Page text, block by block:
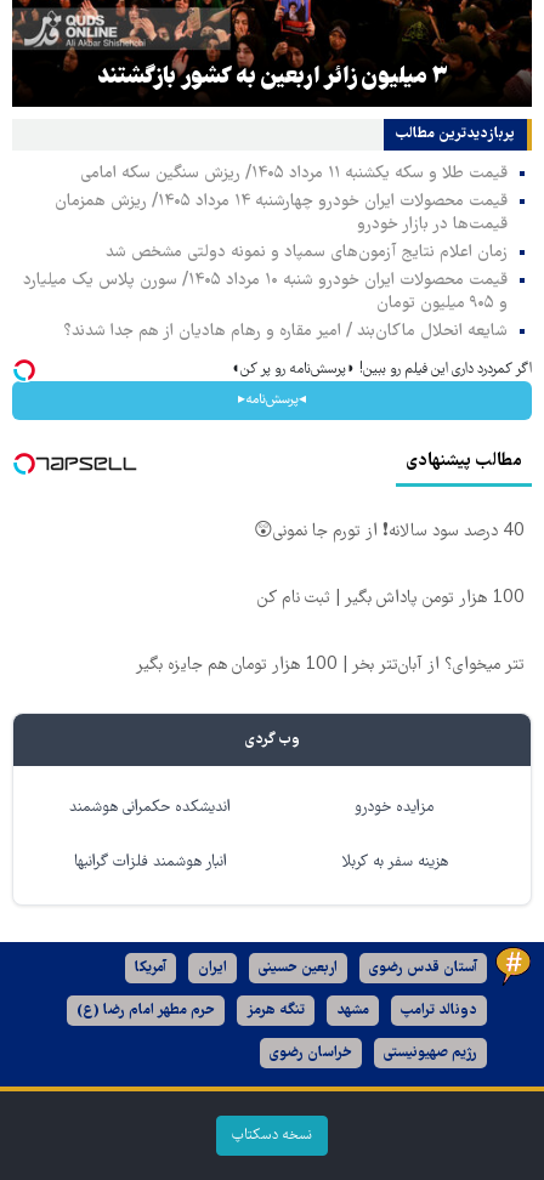
۳ میلیون زائر اربعین به کشور بازگشتند
پربازدیدترین‌ مطالب
قیمت طلا و سکه یکشنبه ۱۱ مرداد ۱۴۰۵/ ریزش سنگین سکه امامی
قیمت محصولات ایران خودرو چهارشنبه ۱۴ مرداد ۱۴۰۵/ ریزش همزمان
قیمت‌ها در بازار خودرو
زمان اعلام نتایج آزمون‌های سمپاد و نمونه دولتی مشخص شد
قیمت محصولات ایران خودرو شنبه ۱۰ مرداد ۱۴۰۵/ سورن پلاس یک میلیارد
و ۹۰۵ میلیون تومان
شایعه انحلال ماکان‌بند / امیر مقاره و رهام هادیان از هم جدا شدند؟
اگر کمردرد داری این فیلم رو ببین! ◗پرسش‌نامه رو پر کن◖
◂پرسش‌نامه▸
مطالب پیشنهادی
40 درصد سود سالانه❗ از تورم جا نمونی😲
100 هزار تومن پاداش بگیر | ثبت نام کن
تتر میخوای؟ از آبان‌تتر بخر | 100 هزار تومان هم جایزه بگیر
وب گردی
مزایده خودرو اندیشکده حکمرانی هوشمند
هزینه سفر به کربلا انبار هوشمند فلزات گرانبها
آستان قدس رضوی اربعین حسینی ایران آمریکا
دونالد ترامپ مشهد تنگه هرمز حرم مطهر امام رضا (ع)
رژیم صهیونیستی خراسان رضوی
نسخه دسکتاپ